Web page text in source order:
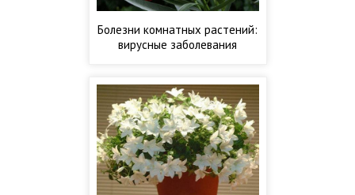
Болезни комнатных растений:
вирусные заболевания